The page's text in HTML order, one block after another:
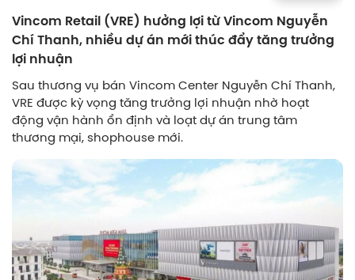
Vincom Retail (VRE) hưởng lợi từ Vincom Nguyễn
Chí Thanh, nhiều dự án mới thúc đẩy tăng trưởng
lợi nhuận
Sau thương vụ bán Vincom Center Nguyễn Chí Thanh,
VRE được kỳ vọng tăng trưởng lợi nhuận nhờ hoạt
động vận hành ổn định và loạt dự án trung tâm
thương mại, shophouse mới.